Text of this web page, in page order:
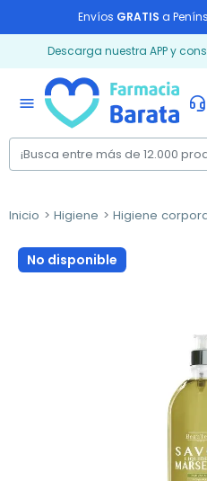
Envíos GRATIS a
Descarga nuestra APP y
menu
Inicio Higiene Higiene
No disponible